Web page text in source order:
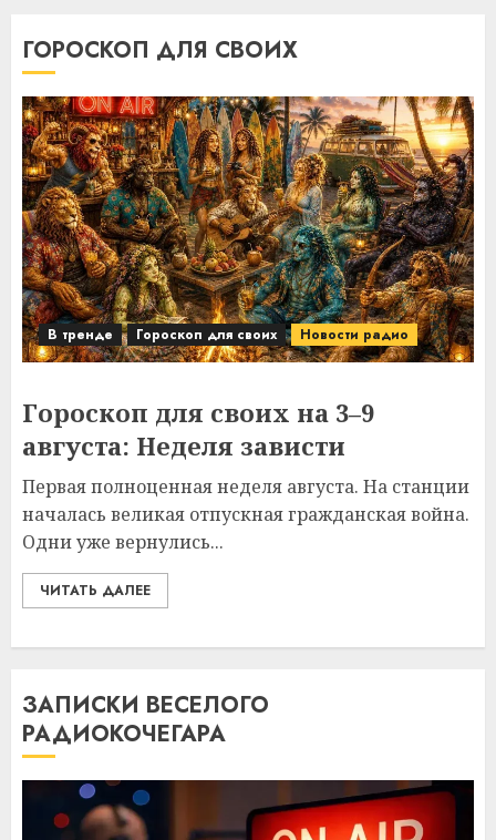
ГОРОСКОП ДЛЯ СВОИХ
В тренде Гороскоп для своих Новости радио
Гороскоп для своих на 3–9
августа: Неделя зависти
Первая полноценная неделя августа. На станции
началась великая отпускная гражданская война.
Одни уже вернулись...
ЧИТАТЬ ДАЛЕЕ
ЗАПИСКИ ВЕСЕЛОГО
РАДИОКОЧЕГАРА